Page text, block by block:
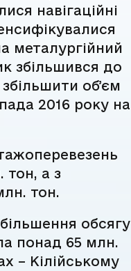
навігаційні
металургійний
збільшився до
обʼєм
2016 року на
тон, а з
тон.
обсягу
понад 65 млн.
– Кілійському